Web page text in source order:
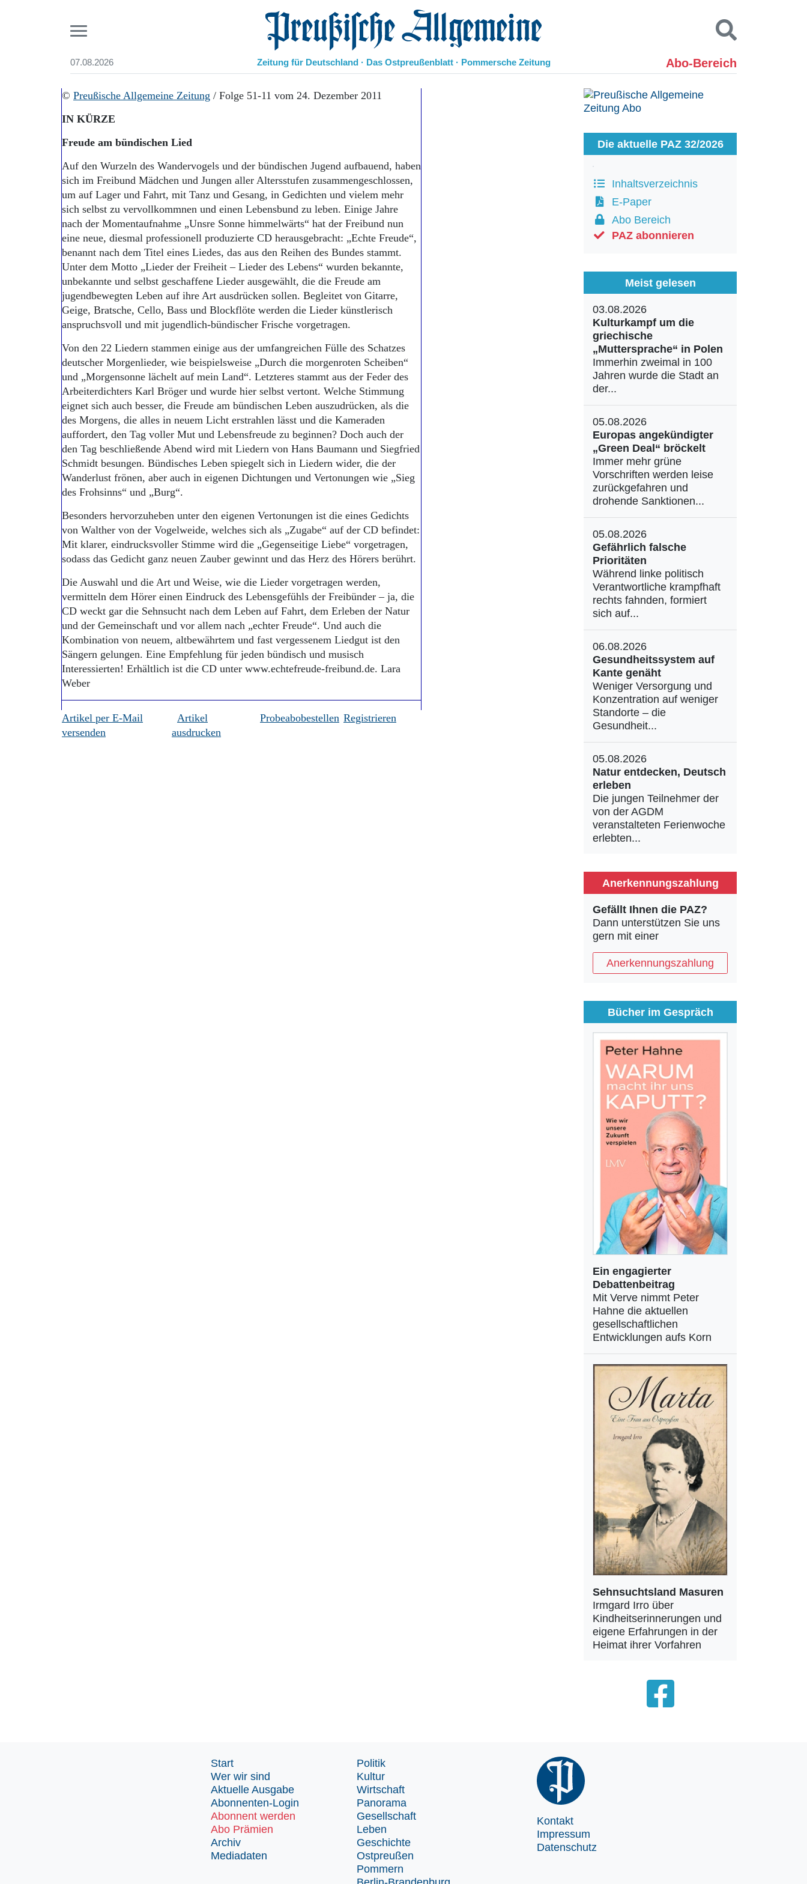
07.08.2026 Preußische Allgemeine Zeitung
Zeitung für Deutschland · Das Ostpreußenblatt · Pommersche Zeitung Abo-Bereich
Start
Aktuelle Ausgabe
Abonnent werden
Abo Prämien
Archiv
Mediadaten
Leben
Geschichte
Ostpreußen
Pommern
Berlin-Brandenburg
Schlesien
Danzig und Westpreußen
Bücher
Kontakt
Suchen und finden
© Preußische Allgemeine Zeitung / Folge 51-11 vom 24. Dezember 2011
IN KÜRZE
Freude am bündischen Lied
Auf den Wurzeln des Wandervogels und der bündischen Jugend aufbauend, haben
sich im Freibund Mädchen und Jungen aller Altersstufen zusammengeschlossen,
um auf Lager und Fahrt, mit Tanz und Gesang, in Gedichten und vielem mehr
sich selbst zu vervollkommnen und einen Lebensbund zu leben. Einige Jahre
nach der Momentaufnahme „Unsre Sonne himmelwärts“ hat der Freibund nun
eine neue, diesmal professionell produzierte CD herausgebracht: „Echte Freude“,
benannt nach dem Titel eines Liedes, das aus den Reihen des Bundes stammt.
Unter dem Motto „Lieder der Freiheit – Lieder des Lebens“ wurden bekannte,
unbekannte und selbst geschaffene Lieder ausgewählt, die die Freude am
jugendbewegten Leben auf ihre Art ausdrücken sollen. Begleitet von Gitarre,
Geige, Bratsche, Cello, Bass und Blockflöte werden die Lieder künstlerisch
anspruchsvoll und mit jugendlich-bündischer Frische vorgetragen.
Von den 22 Liedern stammen einige aus der umfangreichen Fülle des Schatzes
deutscher Morgenlieder, wie beispielsweise „Durch die morgenroten Scheiben“
und „Morgensonne lächelt auf mein Land“. Letzteres stammt aus der Feder des
Arbeiterdichters Karl Bröger und wurde hier selbst vertont. Welche Stimmung
eignet sich auch besser, die Freude am bündischen Leben auszudrücken, als die
des Morgens, die alles in neuem Licht erstrahlen lässt und die Kameraden
auffordert, den Tag voller Mut und Lebensfreude zu beginnen? Doch auch der
den Tag beschließende Abend wird mit Liedern von Hans Baumann und Siegfried
Schmidt besungen. Bündisches Leben spiegelt sich in Liedern wider, die der
Wanderlust frönen, aber auch in eigenen Dichtungen und Vertonungen wie „Sieg
des Frohsinns“ und „Burg“.
Besonders hervorzuheben unter den eigenen Vertonungen ist die eines Gedichts
von Walther von der Vogelweide, welches sich als „Zugabe“ auf der CD befindet:
Mit klarer, eindrucksvoller Stimme wird die „Gegenseitige Liebe“ vorgetragen,
sodass das Gedicht ganz neuen Zauber gewinnt und das Herz des Hörers berührt.
Die Auswahl und die Art und Weise, wie die Lieder vorgetragen werden,
vermitteln dem Hörer einen Eindruck des Lebensgefühls der Freibünder – ja, die
CD weckt gar die Sehnsucht nach dem Leben auf Fahrt, dem Erleben der Natur
und der Gemeinschaft und vor allem nach „echter Freude“. Und auch die
Kombination von neuem, altbewährtem und fast vergessenem Liedgut ist den
Sängern gelungen. Eine Empfehlung für jeden bündisch und musisch
Interessierten! Erhältlich ist die CD unter www.echtefreude-freibund.de. Lara
Weber
Artikel per E-Mail
versenden
Artikel
ausdrucken
Probeabobestellen Registrieren
Die aktuelle PAZ 32/2026
Inhaltsverzeichnis
E-Paper
Abo Bereich
PAZ abonnieren
Meist gelesen
03.08.2026
Kulturkampf um die
griechische
„Muttersprache“ in Polen
Immerhin zweimal in 100
Jahren wurde die Stadt an
der...
05.08.2026
Europas angekündigter
„Green Deal“ bröckelt
Immer mehr grüne
Vorschriften werden leise
zurückgefahren und
drohende Sanktionen...
05.08.2026
Gefährlich falsche
Prioritäten
Während linke politisch
Verantwortliche krampfhaft
rechts fahnden, formiert
sich auf...
06.08.2026
Gesundheitssystem auf
Kante genäht
Weniger Versorgung und
Konzentration auf weniger
Standorte – die
Gesundheit...
05.08.2026
Natur entdecken, Deutsch
erleben
Die jungen Teilnehmer der
von der AGDM
veranstalteten Ferienwoche
erlebten...
Anerkennungszahlung
Gefällt Ihnen die PAZ?
Dann unterstützen Sie uns
gern mit einer
Anerkennungszahlung
Bücher im Gespräch
Ein engagierter
Debattenbeitrag
Mit Verve nimmt Peter
Hahne die aktuellen
gesellschaftlichen
Entwicklungen aufs Korn
Sehnsuchtsland Masuren
Irmgard Irro über
Kindheitserinnerungen und
eigene Erfahrungen in der
Heimat ihrer Vorfahren
Start
Wer wir sind
Aktuelle Ausgabe
Abonnenten-Login
Abonnent werden
Abo Prämien
Archiv
Mediadaten
Politik
Kultur
Wirtschaft
Panorama
Gesellschaft
Leben
Geschichte
Ostpreußen
Pommern
Kontakt
Impressum
Datenschutz